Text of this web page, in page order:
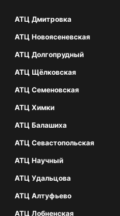
АТЦ Дмитровка
АТЦ Новоясеневская
АТЦ Долгопрудный
АТЦ Щёлковская
АТЦ Семеновская
АТЦ Химки
АТЦ Балашиха
АТЦ Севастопольская
АТЦ Научный
АТЦ Удальцова
АТЦ Алтуфьево
АТЦ Лобненская